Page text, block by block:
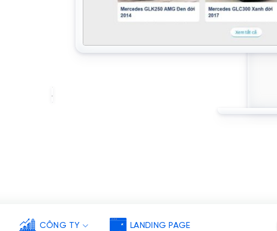
CÔNG TY LANDING PAGE